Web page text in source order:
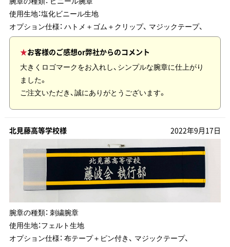
使用生地：塩化ビニール生地
オプション仕様： ハトメ＋ゴム＋クリップ、 マジックテープ、
お客様のご感想or弊社からのコメント
大きくロゴマークをお入れし、シンプルな腕章に仕上がり
ました。
ご注文いただき、誠にありがとうございます。
北見藤高等学校様 2022年9月17日
腕章の種類： 刺繍腕章
使用生地：フェルト生地
オプション仕様： 布テープ＋ピン付き、 マジックテープ、